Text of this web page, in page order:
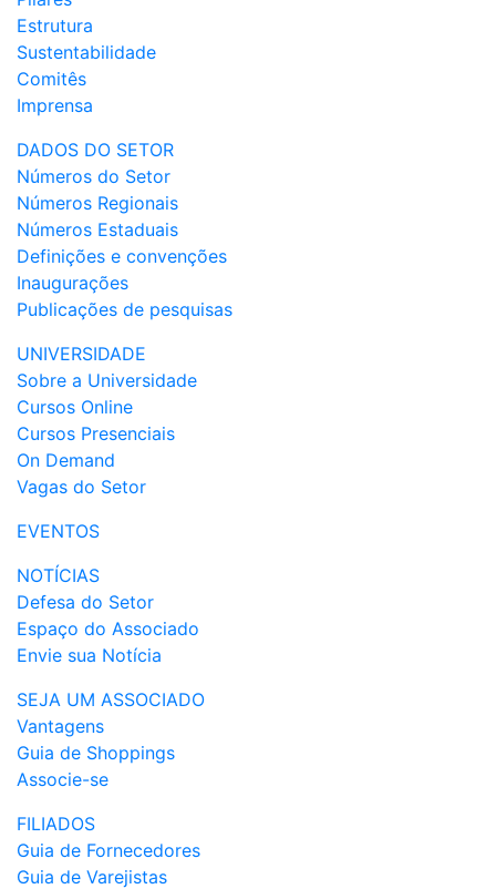
Estrutura
Sustentabilidade
Comitês
Imprensa
DADOS DO SETOR
Números do Setor
Números Regionais
Números Estaduais
Definições e convenções
Inaugurações
Publicações de pesquisas
UNIVERSIDADE
Sobre a Universidade
Cursos Online
Cursos Presenciais
On Demand
Vagas do Setor
EVENTOS
NOTÍCIAS
Defesa do Setor
Espaço do Associado
Envie sua Notícia
SEJA UM ASSOCIADO
Vantagens
Guia de Shoppings
Associe-se
FILIADOS
Guia de Fornecedores
Guia de Varejistas